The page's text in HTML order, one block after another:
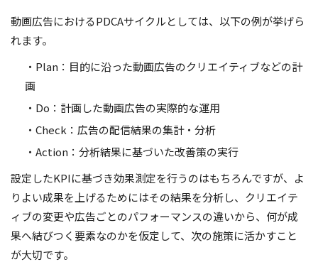
動画広告におけるPDCAサイクルとしては、以下の例が挙げら
れます。
・Plan：目的に沿った動画広告のクリエイティブなどの計
画
・Do：計画した動画広告の実際的な運用
・Check：広告の配信結果の集計・分析
・Action：分析結果に基づいた改善策の実行
設定したKPIに基づき効果測定を行うのはもちろんですが、よ
りよい成果を上げるためにはその結果を分析し、クリエイテ
ィブの変更や広告ごとのパフォーマンスの違いから、何が成
果へ結びつく要素なのかを仮定して、次の施策に活かすこと
が大切です。